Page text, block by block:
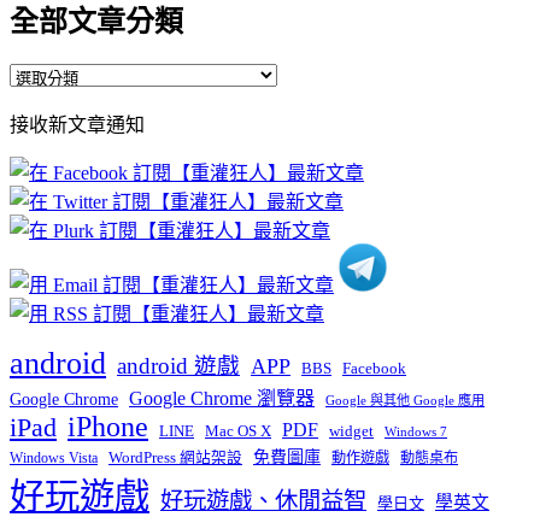
全部文章分類
全
文
章
分
類
接收新文章通知
android android 遊戲 APP BBS Facebook
Google Chrome Google Chrome 瀏覽器 Google 與其他 Google 應用
iPad iPhone LINE Mac OS X PDF widget Windows 7
Windows Vista WordPress 網站架設 免費圖庫 動作遊戲 動態桌布
好玩遊戲 好玩遊戲、休閒益智 學日文 學英文